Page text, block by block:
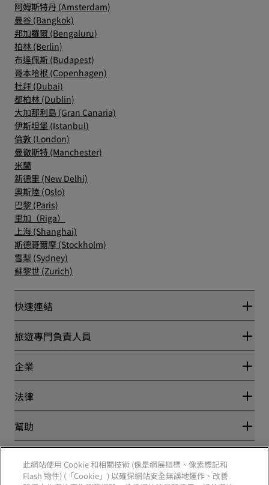
阿姆斯特丹 (Amsterdam)
曼谷 (Bangkok)
邦加羅爾 (Bengaluru)
柏林 (Berlin)
布達佩斯 (Budapest)
哥本哈根 (Copenhagen)
杜拜 (Dubai)
都柏林 (Dublin)
大加那利島 (Gran Canaria)
伊斯坦堡 (Istanbul)
倫敦 (London)
曼徹斯特 (Manchester)
米蘭
新德里 (New Delhi)
奧斯陸 (Oslo)
巴黎 (Paris)
里加（Riga）
上海 (Shanghai)
斯德哥爾摩 (Stockholm)
雪梨 (Sydney)
蘇黎世 (Zurich)
快速連結
Radisson Rewards
Blog
目的地
Radisson Hotels APP
運動認證的酒店
適合家庭的酒店
健康與安全
旅遊專門負責人員
夥伴
企業
麗笙酒店集團
工作機會 RHG
工作機會 PPHE
工作機會 EHL
The Club by RHG
業務開發
法律
隱私權中心
麗賞會條款和條件
網站使用協定
數位協助工具
幫助
聯絡
常見問題解答
社群媒體
此網站使用 Cookie 和相關技術 (像是網展指標、像素標記和
Flash 物件) (「Cookie」) 以確保網站安全無誤地運作、改善